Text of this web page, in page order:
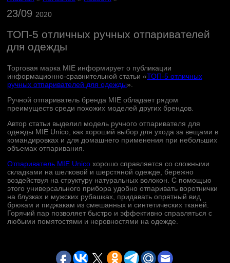
23/09 2020
ТОП-5 отличных ручных отпаривателей
для одежды
Торговая марка MIE информирует о публикации
информационно-сравнительной статьи «ТОП-5 отличных
ручных отпаривателей для одежды».
Ручной отпариватель бренда MIE обладает рядом
преимуществ среди похожих моделей других брендов.
Автор статьи выделил модель ручного отпаривателя для
одежды MIE Unico, как хороший выбор для ухода за вещами в
командировках и для домашнего применения при небольших
объемах отпаривания.
Отпариватель MIE Unico хорошо справляется со сложными
складками на шелковой и шерстяной одежде, бережно
воздействуя на структуру натуральных волокон. С помощью
этого универсального прибора удобно отпаривать воротнички
на блузках и мужских рубашках, придавать опрятный вид
брюкам и пиджакам из смешанных и синтетических тканей.
Горячий пар позволяет быстро и эффективно справляться с
любыми помятостями и неровностями на одежде.